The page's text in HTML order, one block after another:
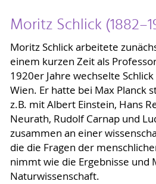
Moritz Schlick
Moritz Schlick arbeitete
einem kurzen Zeit als
1920er Jahre wechselte
Wien. Er hatte bei Max Planck
z.B. mit Albert Einstein, Hans
Neurath, Rudolf Carnap und
zusammen an einer
die die Fragen der
nimmt wie die Ergebnisse und
Naturwissenschaft.